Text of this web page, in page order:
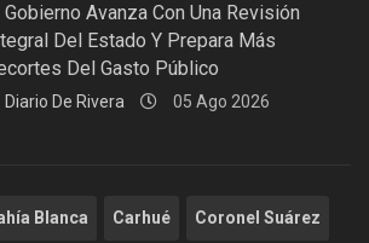
Gobierno Avanza Con Una Revisión
Del Estado Y Prepara Más
Del Gasto Público
Diario De Rivera 05 Ago 2026
Blanca Carhué Coronel Suárez